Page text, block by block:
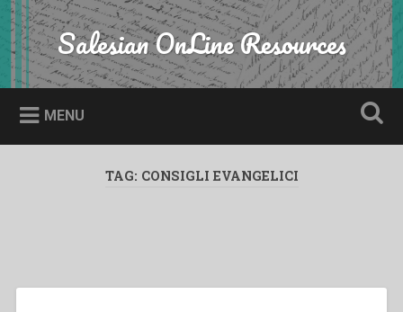
Skip
to
content
Search Salesian OnLine Resources
MENU
TAG: CONSIGLI EVANGELICI